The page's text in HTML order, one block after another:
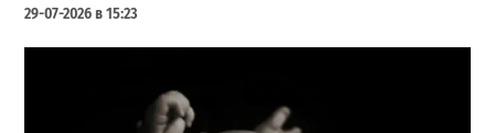
29-07-2026 в 15:23